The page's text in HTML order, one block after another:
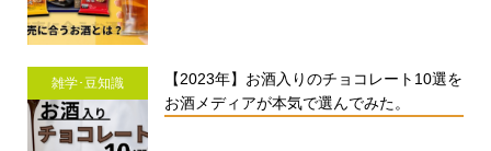
雑学･豆知識
【2023年】お酒入りのチョコレート10選を
お酒メディアが本気で選んでみた。